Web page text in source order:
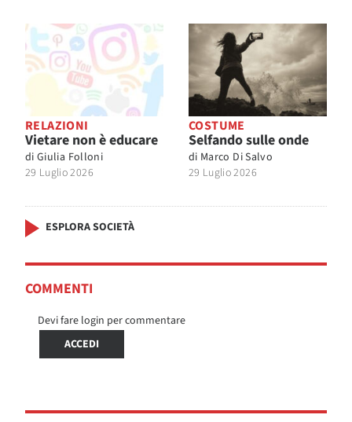
RELAZIONI
Vietare non è educare
di Giulia Folloni
29 Luglio 2026
COSTUME
Selfando sulle onde
di Marco Di Salvo
29 Luglio 2026
ESPLORA SOCIETÀ
COMMENTI
Devi fare login per commentare
ACCEDI